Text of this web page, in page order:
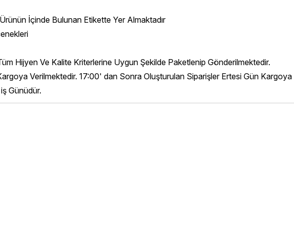
Ürünün İçinde Bulunan Etikette Yer Almaktadır
Hijyen Ve Kalite Kriterlerine Uygun Şekilde Paketlenip Gönderilmektedir.
Verilmektedir. 17:00' dan Sonra Oluşturulan Siparişler Ertesi Gün Kargoya
Günüdür.